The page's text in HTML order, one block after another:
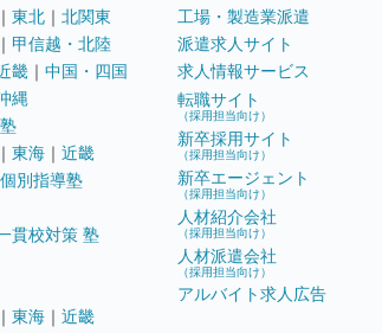
｜ 東北 ｜ 北関東
｜ 甲信越・北陸
畿 ｜ 中国・四国
縄
｜ 東海 ｜ 近畿
別指導塾
貫校対策 塾
｜ 東海 ｜ 近畿
工場・製造業派遣
派遣求人サイト
求人情報サービス
転職サイト
（採用担当向け）
新卒採用サイト
（採用担当向け）
新卒エージェント
（採用担当向け）
人材紹介会社
（採用担当向け）
人材派遣会社
（採用担当向け）
アルバイト求人広告